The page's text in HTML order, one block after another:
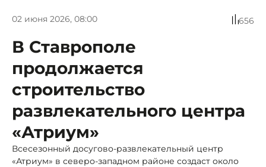
02 июня 2026, 08:00 656
В Ставрополе
продолжается
строительство
развлекательного центра
«Атриум»
Всесезонный досугово-развлекательный центр
«Атриум» в северо-западном районе создаст около